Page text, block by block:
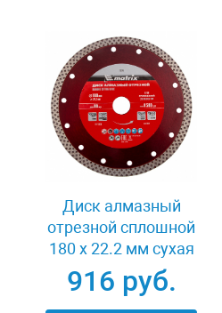
Диск алмазный
отрезной сплошной
180 х 22.2 мм сухая
резка Matrix
Professional 73128
916 руб.